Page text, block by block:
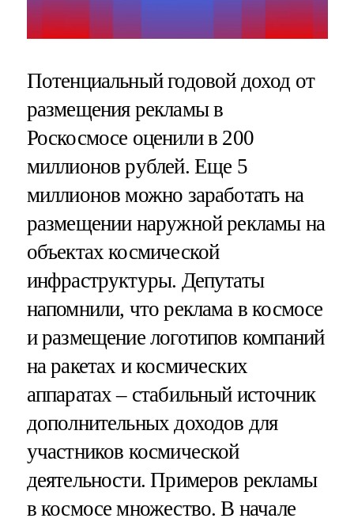
Потенциальный годовой доход от
размещения рекламы в
Роскосмосе оценили в 200
миллионов рублей. Еще 5
миллионов можно заработать на
размещении наружной рекламы на
объектах космической
инфраструктуры. Депутаты
напомнили, что реклама в космосе
и размещение логотипов компаний
на ракетах и космических
аппаратах – стабильный источник
дополнительных доходов для
участников космической
деятельности. Примеров рекламы
в космосе множество. В начале